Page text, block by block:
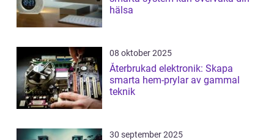
hälsa
08 oktober 2025
Återbrukad elektronik: Skapa
smarta hem-prylar av gammal
teknik
30 september 2025